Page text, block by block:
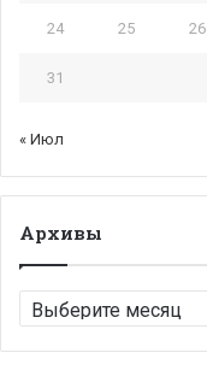
24 25 26
31
« Июл
Архивы
Архивы